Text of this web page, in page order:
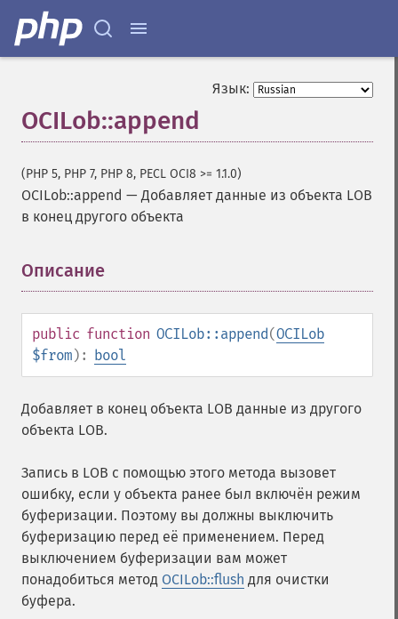
Язык:
OCILob::append
(PHP 5, PHP 7, PHP 8, PECL OCI8 >= 1.1.0)
OCILob::append —Добавляет данные из объекта LOB
в конец другого объекта
Описание
public function OCILob::append(OCILob
$from): bool
Добавляет в конец объекта LOB данные из другого
объекта LOB.
Запись в LOB с помощью этого метода вызовет
ошибку, если у объекта ранее был включён режим
буферизации. Поэтому вы должны выключить
буферизацию перед её применением. Перед
выключением буферизации вам может
понадобиться метод OCILob::flush для очистки
буфера.